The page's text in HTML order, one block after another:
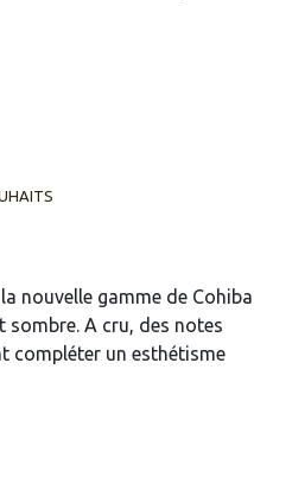
nouvelle gamme de Cohiba
A cru, des notes
compléter un esthétisme